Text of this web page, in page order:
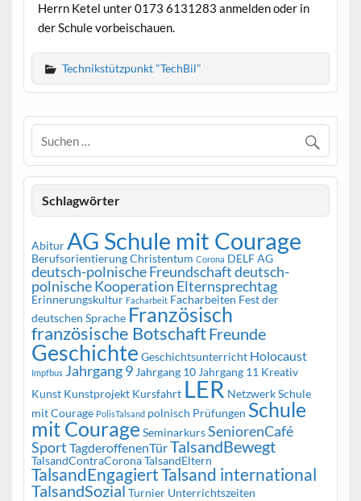
Herrn Ketel unter 0173 6131283 anmelden oder in
der Schule vorbeischauen.
Technikstützpunkt "TechBil"
Schlagwörter
Abitur AG Schule mit Courage
BerufsorientierungChristentum Corona DELF AG
deutsch-polnische Freundschaftdeutsch-
polnische Kooperation Elternsprechtag
Erinnerungskultur Facharbeit Facharbeiten Fest der
deutschen Sprache Französisch
französische BotschaftFreunde
Geschichte Geschichtsunterricht Holocaust
Impfbus Jahrgang 9 Jahrgang 10 Jahrgang 11 Kreativ
Kunst Kunstprojekt Kursfahrt LER Netzwerk Schule
mit Courage PolisTalsand polnisch Prüfungen Schule
mit Courage SeminarkursSeniorenCafé
Sport TagderoffenenTürTalsandBewegt
TalsandContraCoronaTalsandEltern
TalsandEngagiertTalsand international
TalsandSozial Turnier Unterrichtszeiten